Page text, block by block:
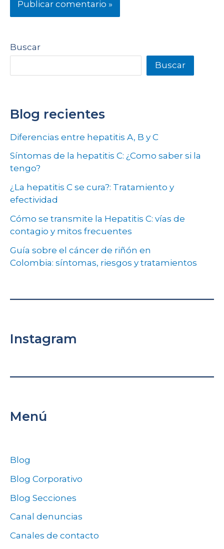
Buscar
Buscar
Blog recientes
Diferencias entre hepatitis A, B y C
Síntomas de la hepatitis C: ¿Como saber si la
tengo?
¿La hepatitis C se cura?: Tratamiento y
efectividad
Cómo se transmite la Hepatitis C: vías de
contagio y mitos frecuentes
Guía sobre el cáncer de riñón en
Colombia: síntomas, riesgos y tratamientos
Instagram
Menú
Blog
Blog Corporativo
Blog Secciones
Canal denuncias
Canales de contacto